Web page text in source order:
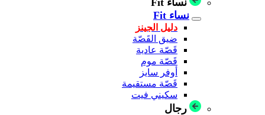
نساء Fit
نساء Fit
دليل الجينز
ضيق القَصّة
قَصّة عادية
قَصّة موم
أوفر سايز
قَصّة مستقيمة
سكيني فيت
رجال